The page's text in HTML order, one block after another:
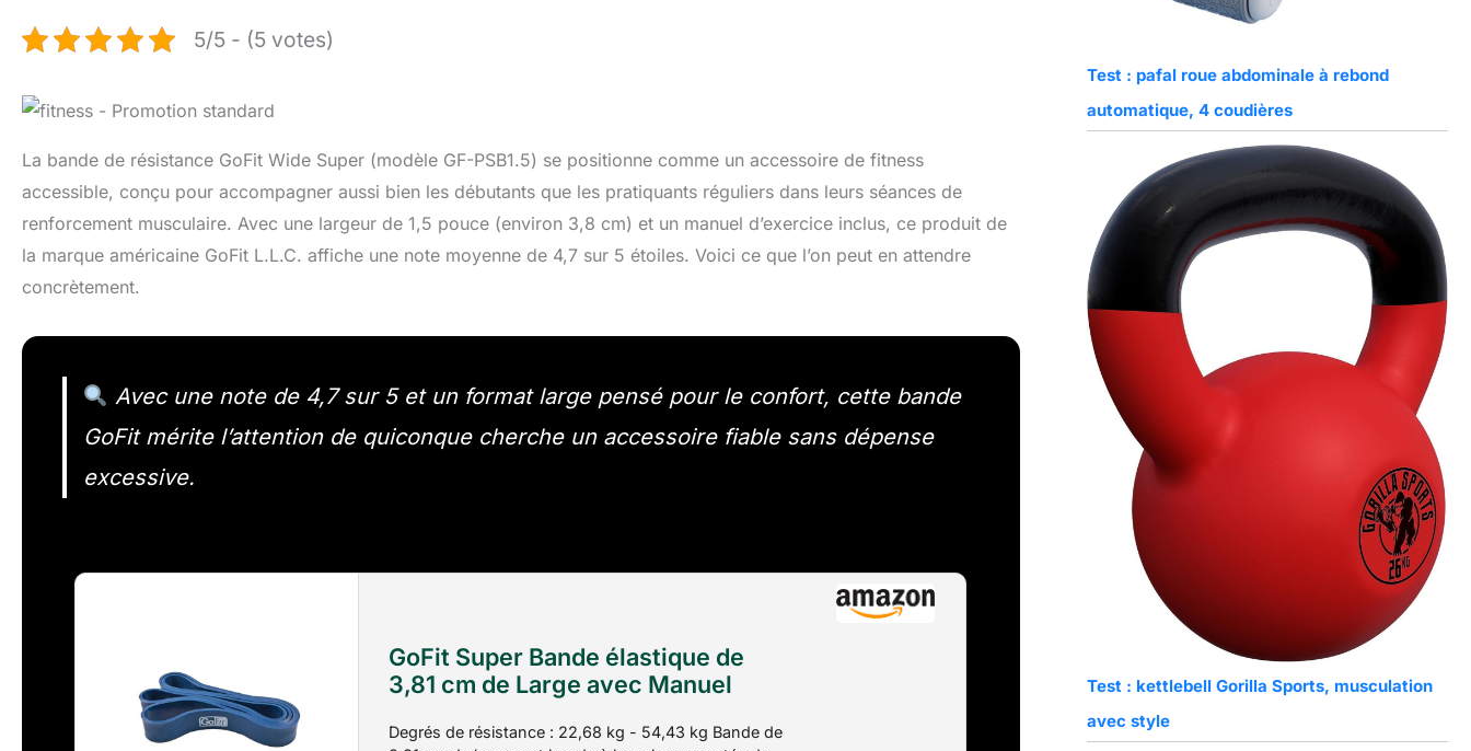
5/5 - (5 votes)
La bande de résistance GoFit Wide Super (modèle GF-PSB1.5) se positionne comme un accessoire de fitness
accessible, conçu pour accompagner aussi bien les débutants que les pratiquants réguliers dans leurs séances de
renforcement musculaire. Avec une largeur de 1,5 pouce (environ 3,8 cm) et un manuel d’exercice inclus, ce produit de
la marque américaine GoFit L.L.C. affiche une note moyenne de 4,7 sur 5 étoiles. Voici ce que l’on peut en attendre
concrètement.
Avec une note de 4,7 sur 5 et un format large pensé pour le confort, cette bande
GoFit mérite l’attention de quiconque cherche un accessoire fiable sans dépense
excessive.
GoFit Super Bande élastique de
3,81 cm de Large avec Manuel
kg
Degrés de résistance : 22,68 kg - 54,43 kg Bande de
Test : pafal roue abdominale à rebond
automatique, 4 coudières
Test : kettlebell Gorilla Sports, musculation
avec style